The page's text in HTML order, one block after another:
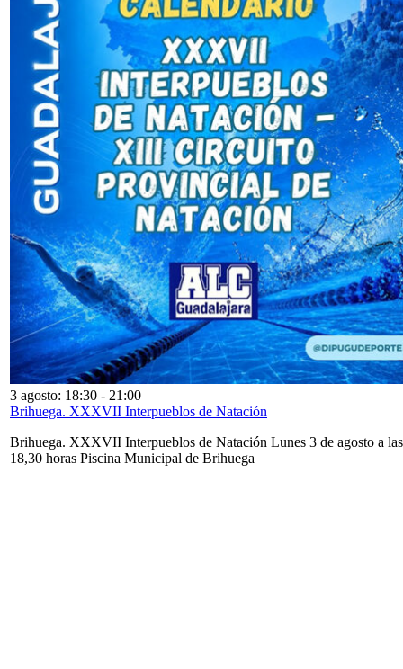
3 agosto: 18:30 - 21:00
Brihuega. XXXVII Interpueblos de Natación
Brihuega. XXXVII Interpueblos de Natación Lunes 3 de agosto a las
18,30 horas Piscina Municipal de Brihuega